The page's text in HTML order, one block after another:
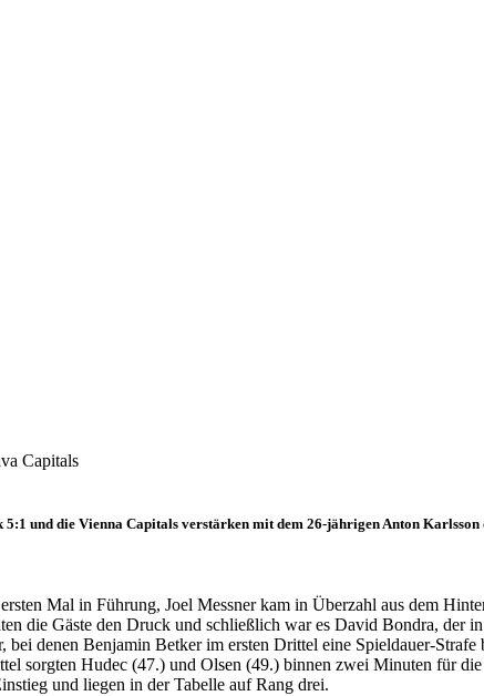
Capitals
und die Vienna Capitals verstärken mit dem 26-jährigen Anton Karlsson
Mal in Führung, Joel Messner kam in Überzahl aus dem
die Gäste den Druck und schließlich war es David Bondra, der
denen Benjamin Betker im ersten Drittel eine Spieldauer-
sorgten Hudec (47.) und Olsen (49.) binnen zwei Minuten für
und liegen in der Tabelle auf Rang drei.